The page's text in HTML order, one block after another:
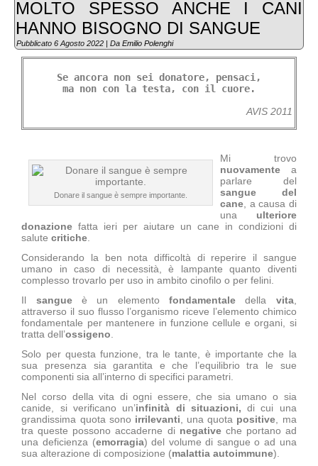
MOLTO SPESSO ANCHE I CANI
HANNO BISOGNO DI SANGUE
Pubblicato 6 Agosto 2022 |Da Emilio Polenghi
Se ancora non sei donatore, pensaci,
ma non con la testa, con il cuore.
AVIS 2011
Donare il sangue è sempre importante.
Mi trovo
nuovamente a
parlare del
sangue del
cane , a causa di
una ulteriore
donazione fatta ieri per aiutare un cane in condizioni di
salutecritiche
Considerando la ben nota difficoltà di reperire il sangue
umano in caso di necessità, è lampante quanto diventi
complesso trovarlo per uso in ambito cinofilo o per felini.
Il sangueè un elemento fondamentaledella vita,
attraverso il suo flusso l’organismo riceve l’elemento chimico
fondamentale per mantenere in funzione cellule e organi, si
tratta dell’ossigeno
Solo per questa funzione, tra le tante, è importante che la
sua presenza sia garantita e che l’equilibrio tra le sue
componenti sia all’interno di specifici parametri.
Nel corso della vita di ogni essere, che sia umano o sia
canide, si verificano un’infinità di situazioni,di cui una
grandissima quota sono irrilevanti , una quota positive , ma
tra queste possono accaderne di negativeche portano ad
una deficienza (emorragia) del volume di sangue o ad una
sua alterazione di composizione (malattia autoimmune).